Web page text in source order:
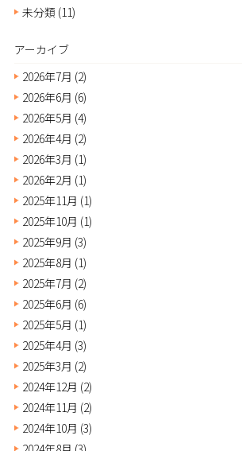
未分類 (11)
アーカイブ
2026年7月 (2)
2026年6月 (6)
2026年5月 (4)
2026年4月 (2)
2026年3月 (1)
2026年2月 (1)
2025年11月 (1)
2025年10月 (1)
2025年9月 (3)
2025年8月 (1)
2025年7月 (2)
2025年6月 (6)
2025年5月 (1)
2025年4月 (3)
2025年3月 (2)
2024年12月 (2)
2024年11月 (2)
2024年10月 (3)